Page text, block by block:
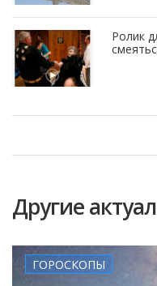
Ролик
Другие
ГОРОСКОПЫ